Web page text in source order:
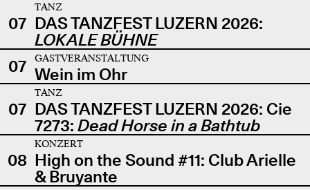
07
TANZ
DAS TANZFEST LUZERN 2026:
LOKALE BÜHNE
07
GASTVERANSTALTUNG
Wein im Ohr
07
TANZ
DAS TANZFEST LUZERN 2026: Cie
7273: Dead Horse in a Bathtub
08
KONZERT
High on the Sound #11: Club Arielle
& Bruyante